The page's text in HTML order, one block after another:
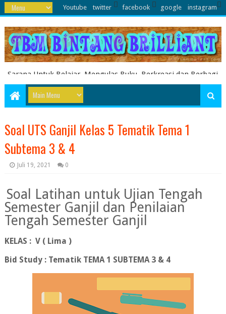
Youtube twitter facebook google instagram
Sarana Untuk Belajar, Mengulas Buku, Berkreasi dan Berbagi
Pengetahuan serta Energi Literasi Berbagai soal ujian sekolah
dasar juga dibahas disini
Soal UTS Ganjil Kelas 5 Tematik Tema 1
Subtema 3 & 4
Juli 19, 2021 0
Soal Latihan untuk Ujian Tengah
Semester Ganjil dan Penilaian
Tengah Semester Ganjil
KELAS : V ( Lima )
Bid Study : Tematik TEMA 1 SUBTEMA 3 & 4